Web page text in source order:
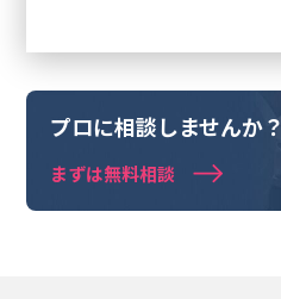
プロに相談しませんか？
まずは無料相談